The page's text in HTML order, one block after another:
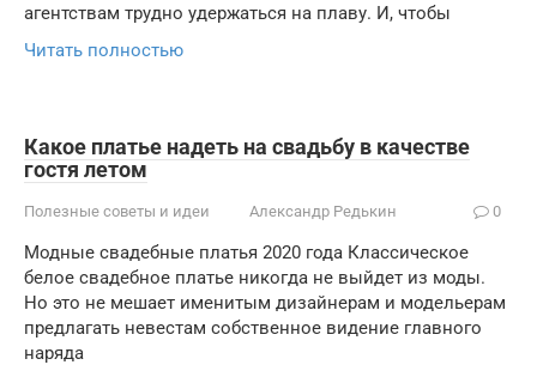
агентствам трудно удержаться на плаву. И, чтобы
Читать полностью
Какое платье надеть на свадьбу в качестве
гостя летом
Полезные советы и идеи Александр Редькин 0
Модные свадебные платья 2020 года Классическое
белое свадебное платье никогда не выйдет из моды.
Но это не мешает именитым дизайнерам и модельерам
предлагать невестам собственное видение главного
наряда